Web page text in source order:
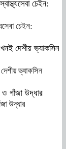
চেইন:
ভ্যাকসিন
উদ্ধার